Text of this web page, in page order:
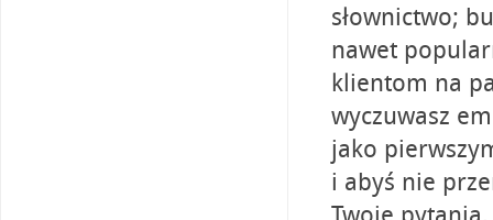
słownictwo;
nawet
klientom na
wyczuwasz
jako
i abyś nie